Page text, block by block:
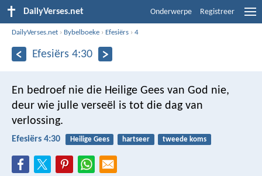
DailyVerses.net Onderwerpe Registreer
DailyVerses.net › Bybelboeke › Efesiërs ›4
Efesiërs 4:30
En bedroef nie die Heilige Gees van God nie,
deur wie julle verseël is tot die dag van
verlossing.
Efesiërs 4:30 Heilige Gees hartseer tweede koms